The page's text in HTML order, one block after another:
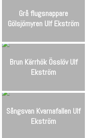
Grå flugsnappare
Gölsjömyren Ulf Ekström
Brun Kärrhök Össlöv Ulf
Ekström
Sångsvan Kvarnafallen Ulf
Ekström